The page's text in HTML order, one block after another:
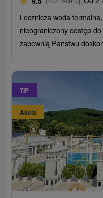
Lecznicza woda
nieograniczony dostęp
zapewnią Państwu
TIP
Akcia